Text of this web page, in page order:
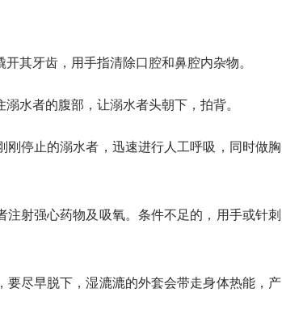
其牙齿，用手指清除口腔和鼻腔内杂物。
水者的腹部，让溺水者头朝下，拍背。
刚停止的溺水者，迅速进行人工呼吸，同时做胸
射强心药物及吸氧。条件不足的，用手或针刺
要尽早脱下，湿漉漉的外套会带走身体热能，产